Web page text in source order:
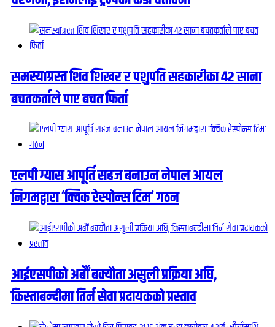
समस्याग्रस्त शिव शिखर र पशुपति सहकारीका ४२ साना
बचतकर्ताले पाए बचत फिर्ता
एलपी ग्यास आपूर्ति सहज बनाउन नेपाल आयल
निगमद्वारा ‘क्विक रेस्पोन्स टिम’ गठन
आईएसपीको अर्बौं बक्यौता असुली प्रक्रिया अघि,
किस्ताबन्दीमा तिर्न सेवा प्रदायकको प्रस्ताव